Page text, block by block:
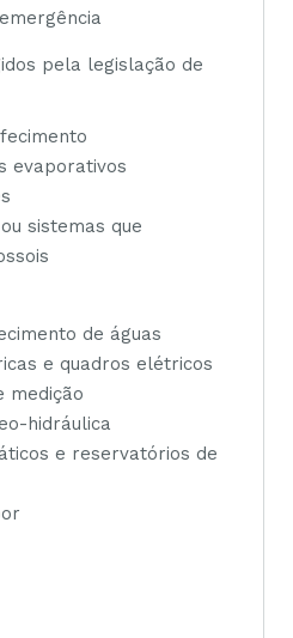
pela legislação de
evaporativos
sistemas que
de águas
e quadros elétricos
medição
hidráulica
e reservatórios de